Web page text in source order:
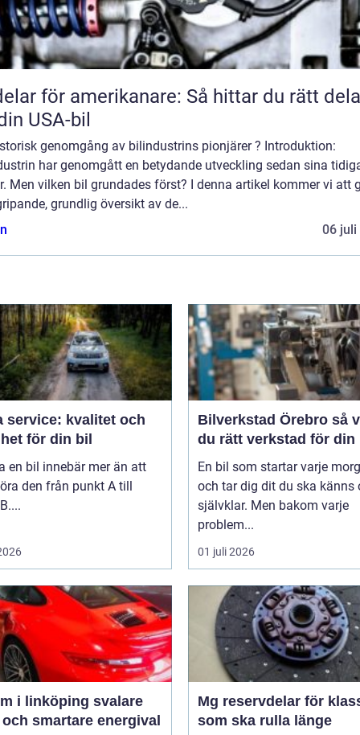
för amerikanare: Så hittar du rätt
USA-bil
genomgång av bilindustrins pionjärer ? Introduktion:
har genomgått en betydande utveckling sedan sina
Men vilken bil grundades först? I denna artikel kommer vi att
grundlig översikt av de...
06 juli
service: kvalitet och
för din bil
en bil innebär mer än att
den från punkt A till
Bilverkstad Örebro så väljer
du rätt verkstad för din
En bil som startar varje
och tar dig dit du ska känns
självklar. Men bakom varje
problem...
01 juli 2026
linköping svalare
smartare energival
Mg reservdelar för
som ska rulla länge